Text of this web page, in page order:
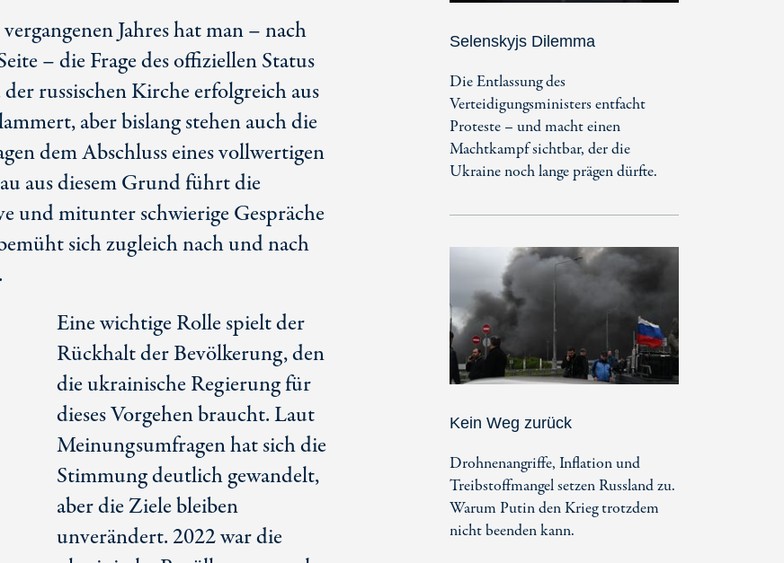
Jahres hat man – nach
– die Frage des offiziellen Status
russischen Kirche erfolgreich aus
aber bislang stehen auch die
dem Abschluss eines vollwertigen
aus diesem Grund führt die
und mitunter schwierige Gespräche
sich zugleich nach und nach
Eine wichtige Rolle spielt der
Rückhalt der Bevölkerung, den
die ukrainische Regierung für
dieses Vorgehen braucht. Laut
Meinungsumfragen hat sich die
Stimmung deutlich gewandelt,
aber die Ziele bleiben
unverändert. 2022 war die
Selenskyjs Dilemma
Die Entlassung des
Verteidigungsministers entfacht
Proteste – und macht einen
Machtkampf sichtbar, der die
Ukraine noch lange prägen dürfte.
Kein Weg zurück
Drohnenangriffe, Inflation und
Treibstoffmangel setzen Russland zu.
Warum Putin den Krieg trotzdem
nicht beenden kann.